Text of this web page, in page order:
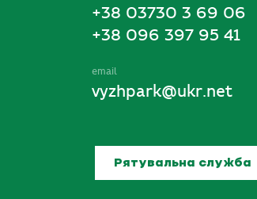
+38 03730 3 69 06
+38 096 397 95 41
email
vyzhpark@ukr.net
Рятувальна служба